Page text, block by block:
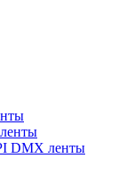
DMX ленты